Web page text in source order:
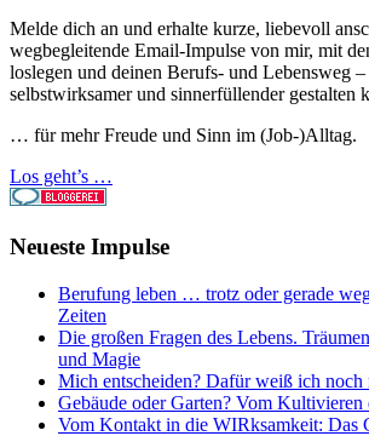
Melde dich an und erhalte kurze, liebevoll
wegbegleitende Email-Impulse von mir, mit
loslegen und deinen Berufs- und Lebensweg
selbstwirksamer und sinnerfüllender gestalten
… für mehr Freude und Sinn im (Job-)Alltag.
Los geht’s …
Neueste Impulse
Berufung leben … trotz oder gerade
Zeiten
Die großen Fragen des Lebens.
und Magie
Mich entscheiden? Dafür weiß ich noch
Gebäude oder Garten? Vom Kultivieren
Vom Kontakt in die WIRksamkeit: Das